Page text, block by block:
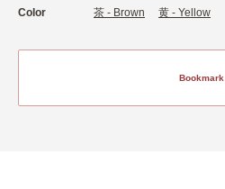
Color
茶 - Brown 黄 - Yellow
Bookmark